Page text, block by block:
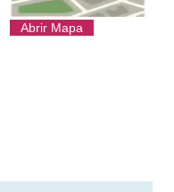
Abrir Mapa